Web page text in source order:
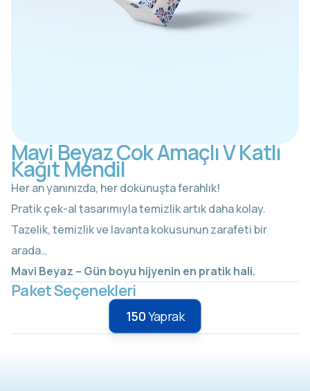
Mavi Beyaz Cok Amaçlı V Katlı
Kağıt Mendil
Her an yanınızda, her dokunuşta ferahlık!
Pratik çek-al tasarımıyla temizlik artık daha kolay.
Tazelik, temizlik ve lavanta kokusunun zarafeti bir
arada…
Mavi Beyaz – Gün boyu hijyenin en pratik hali.
Paket Seçenekleri
150Yaprak